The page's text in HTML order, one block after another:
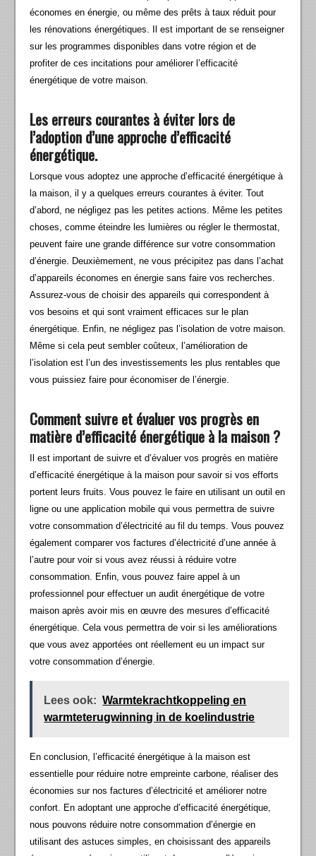
économes en énergie, ou même des prêts à taux réduit pour
les rénovations énergétiques. Il est important de se renseigner
sur les programmes disponibles dans votre région et de
profiter de ces incitations pour améliorer l’efficacité
énergétique de votre maison.
Les erreurs courantes à éviter lors de
l’adoption d’une approche d’efficacité
énergétique.
Lorsque vous adoptez une approche d’efficacité énergétique à
la maison, il y a quelques erreurs courantes à éviter. Tout
d’abord, ne négligez pas les petites actions. Même les petites
choses, comme éteindre les lumières ou régler le thermostat,
peuvent faire une grande différence sur votre consommation
d’énergie. Deuxièmement, ne vous précipitez pas dans l’achat
d’appareils économes en énergie sans faire vos recherches.
Assurez-vous de choisir des appareils qui correspondent à
vos besoins et qui sont vraiment efficaces sur le plan
énergétique. Enfin, ne négligez pas l’isolation de votre maison.
Même si cela peut sembler coûteux, l’amélioration de
l’isolation est l’un des investissements les plus rentables que
vous puissiez faire pour économiser de l’énergie.
Comment suivre et évaluer vos progrès en
matière d’efficacité énergétique à la maison ?
Il est important de suivre et d’évaluer vos progrès en matière
d’efficacité énergétique à la maison pour savoir si vos efforts
portent leurs fruits. Vous pouvez le faire en utilisant un outil en
ligne ou une application mobile qui vous permettra de suivre
votre consommation d’électricité au fil du temps. Vous pouvez
également comparer vos factures d’électricité d’une année à
l’autre pour voir si vous avez réussi à réduire votre
consommation. Enfin, vous pouvez faire appel à un
professionnel pour effectuer un audit énergétique de votre
maison après avoir mis en œuvre des mesures d’efficacité
énergétique. Cela vous permettra de voir si les améliorations
que vous avez apportées ont réellement eu un impact sur
votre consommation d’énergie.
Lees ook: Warmtekrachtkoppeling en
warmteterugwinning in de koelindustrie
En conclusion, l’efficacité énergétique à la maison est
essentielle pour réduire notre empreinte carbone, réaliser des
économies sur nos factures d’électricité et améliorer notre
confort. En adoptant une approche d’efficacité énergétique,
nous pouvons réduire notre consommation d’énergie en
utilisant des astuces simples, en choisissant des appareils